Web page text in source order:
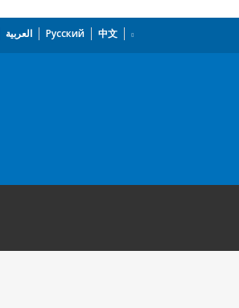
العربية Русский 中文